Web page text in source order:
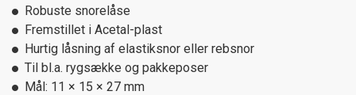
Robuste snorelåse
Fremstillet i Acetal-plast
Hurtig låsning af elastiksnor eller rebsnor
Til bl.a. rygsække og pakkeposer
Mål: 11 × 15 × 27 mm